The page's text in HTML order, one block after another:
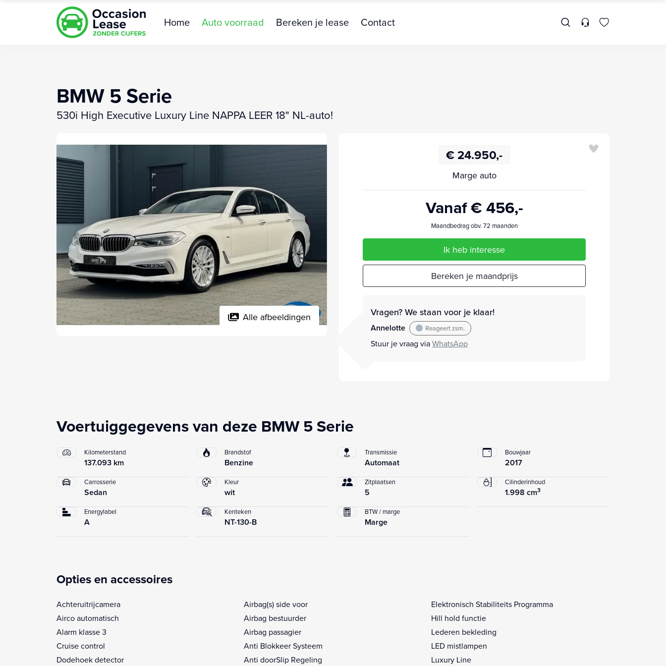
Home Auto voorraad Bereken je lease Contact
BMW 5 Serie
530i High Executive Luxury Line NAPPA LEER 18" NL-auto!
Alle afbeeldingen
€ 24.950,-
Marge auto
Vanaf € 456,-
Maandbedrag obv. 72 maanden
Ik heb interesse
Bereken je maandprijs
Vragen? We staan voor je klaar!
Annelotte Reageert zsm.
Stuur je vraag viaWhatsApp
Voertuiggegevens van deze BMW 5 Serie
Kilometerstand
137.093 km
Brandstof
Benzine
Transmissie
Automaat
Bouwjaar
2017
Carrosserie
Sedan
Kleur
wit
Zitplaatsen
5
Cilinderinhoud
1.998 cm3
Energylabel
A
Kenteken
NT-130-B
BTW / marge
Marge
Opties en accessoires
Achteruitrijcamera
Airco automatisch
Alarm klasse 3
Cruise control
Dodehoek detector
Airbag(s) side voor
Airbag bestuurder
Airbag passagier
Anti Blokkeer Systeem
Anti doorSlip Regeling
Elektronisch Stabiliteits Programma
Hill hold functie
Lederen bekleding
LED mistlampen
Luxury Line